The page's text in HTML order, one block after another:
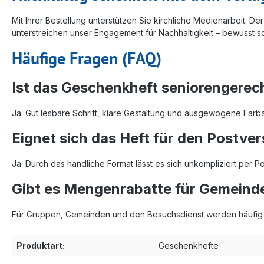
Mit Ihrer Bestellung unterstützen Sie kirchliche Medienarbeit.
unterstreichen unser Engagement für Nachhaltigkeit – bewusst
Häufige Fragen (FAQ)
Ist das Geschenkheft
Ja. Gut lesbare Schrift, klare Gestaltung und ausgewogene
Eignet sich das Heft für den
Ja. Durch das handliche Format lässt es sich unkompliziert per
Gibt es Mengenrabatte für
Für Gruppen, Gemeinden und den Besuchsdienst werden
Produktart: Geschenkhefte